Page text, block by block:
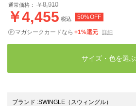
通常価格： ￥8,910
￥4,455 税込 50%OFF
マガシークカードなら +1%還元 詳細
サイズ・色を選ぶ
ブランド :SWINGLE （スウィングル）